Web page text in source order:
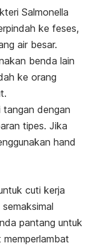
Salmonella
ke feses,
air besar.
benda lain
ke orang
tangan dengan
tipes. Jika
hand
cuti kerja
pantang untuk